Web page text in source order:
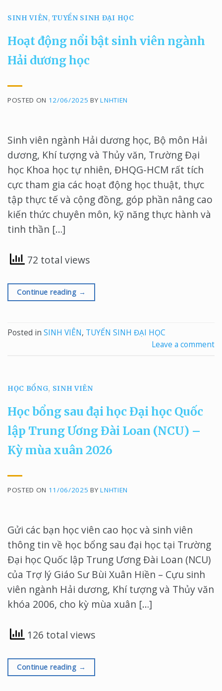
SINH VIÊN,TUYỂN SINH ĐẠI HỌC
Hoạt động nổi bật sinh viên ngành
Hải dương học
POSTED ON 12/06/2025 BYLNHTIEN
Sinh viên ngành Hải dương học, Bộ môn Hải
dương, Khí tượng và Thủy văn, Trường Đại
học Khoa học tự nhiên, ĐHQG-HCM rất tích
cực tham gia các hoạt động học thuật, thực
tập thực tế và cộng đồng, góp phần nâng cao
kiến thức chuyên môn, kỹ năng thực hành và
tinh thần […]
72 total views
Continue reading →
Posted in SINH VIÊN, TUYỂN SINH ĐẠI HỌC
Leave a comment
HỌC BỔNG, SINH VIÊN
Học bổng sau đại học Đại học Quốc
lập Trung Ương Đài Loan (NCU) –
Kỳ mùa xuân 2026
POSTED ON 11/06/2025 BYLNHTIEN
Gửi các bạn học viên cao học và sinh viên
thông tin về học bổng sau đại học tại Trường
Đại học Quốc lập Trung Ương Đài Loan (NCU)
của Trợ lý Giáo Sư Bùi Xuân Hiền – Cựu sinh
viên ngành Hải dương, Khí tượng và Thủy văn
khóa 2006, cho kỳ mùa xuân […]
126 total views
Continue reading →